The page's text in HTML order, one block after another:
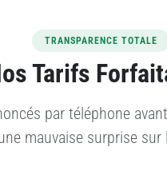
TRANSPARENCE TOTALE
Tarifs
par téléphone
mauvaise surprise sur